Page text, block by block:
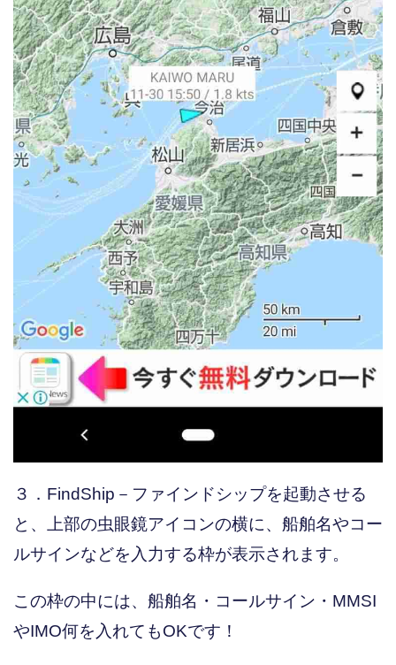
３．FindShip－ファインドシップを起動させる
と、上部の虫眼鏡アイコンの横に、船舶名やコー
ルサインなどを入力する枠が表示されます。
この枠の中には、船舶名・コールサイン・MMSI
やIMO何を入れてもOKです！